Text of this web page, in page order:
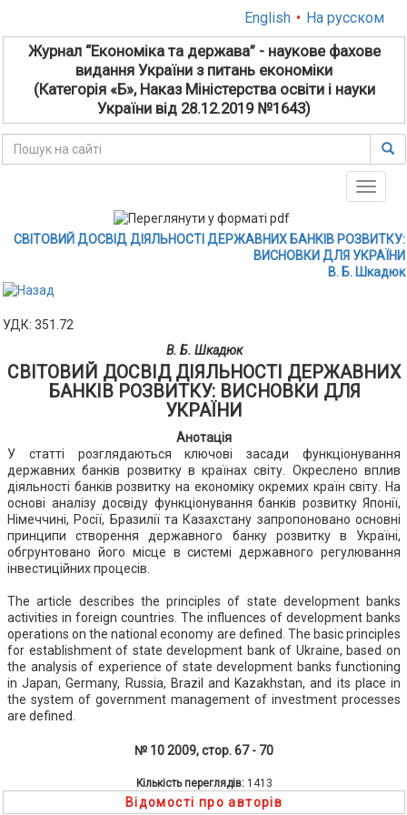
English • На русском
Журнал “Економіка та держава” - наукове фахове
видання України з питань економіки
(Категорія «Б», Наказ Міністерства освіти і науки
України від 28.12.2019 №1643)
Toggle
СВІТОВИЙ ДОСВІД ДІЯЛЬНОСТІ ДЕРЖАВНИХ БАНКІВ РОЗВИТКУ:
ВИСНОВКИ ДЛЯ УКРАЇНИ
В. Б. Шкадюк
УДК: 351.72
В. Б. Шкадюк
СВІТОВИЙ ДОСВІД ДІЯЛЬНОСТІ ДЕРЖАВНИХ
БАНКІВ РОЗВИТКУ: ВИСНОВКИ ДЛЯ
УКРАЇНИ
Анотація
У статті розглядаються ключові засади функціонування
державних банків розвитку в країнах світу. Окреслено вплив
діяльності банків розвитку на економіку окремих країн світу. На
основі аналізу досвіду функціонування банків розвитку Японії,
Німеччині, Росії, Бразилії та Казахстану запропоновано основні
принципи створення державного банку розвитку в Україні,
обгрунтовано його місце в системі державного регулювання
інвестиційних процесів.
The article describes the principles of state development banks
activities in foreign countries. The influences of development banks
operations on the national economy are defined. The basic principles
for establishment of state development bank of Ukraine, based on
the analysis of experience of state development banks functioning
in Japan, Germany, Russia, Brazil and Kazakhstan, and its place in
the system of government management of investment processes
are defined.
№ 10 2009, стор. 67 - 70
Кількість переглядів: 1413
Відомості про авторів